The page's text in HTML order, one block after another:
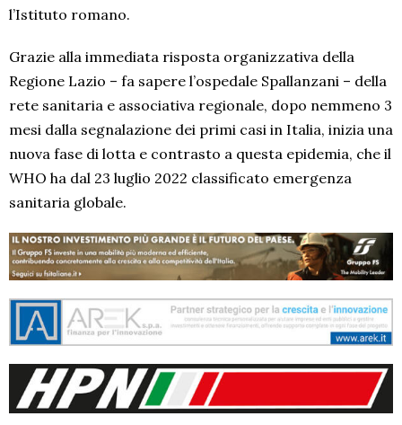
l’Istituto romano.
Grazie alla immediata risposta organizzativa della
Regione Lazio – fa sapere l’ospedale Spallanzani – della
rete sanitaria e associativa regionale, dopo nemmeno 3
mesi dalla segnalazione dei primi casi in Italia, inizia una
nuova fase di lotta e contrasto a questa epidemia, che il
WHO ha dal 23 luglio 2022 classificato emergenza
sanitaria globale.